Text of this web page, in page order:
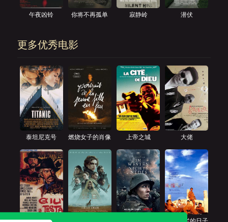
午夜凶铃 你将不再孤单 寂静岭 潜伏
更多优秀电影
泰坦尼克号 燃烧女子的肖像 上帝之城 大佬